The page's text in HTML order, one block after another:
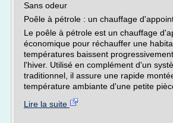
Sans odeur
Poêle à pétrole : un chauffage
Le poêle à pétrole est un chauffage
économique pour réchauffer une
températures baissent
l'hiver. Utilisé en complément d'un
traditionnel, il assure une rapide
température ambiante d'une petite
Lire la suite